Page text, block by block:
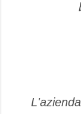
L'azienda